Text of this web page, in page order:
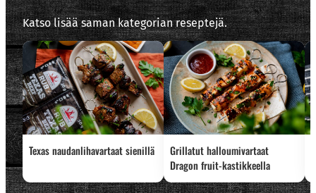
Katso lisää saman kategorian reseptejä.
Texas naudanlihavartaat sienillä
Grillatut halloumivartaat
Dragon fruit-kastikkeella